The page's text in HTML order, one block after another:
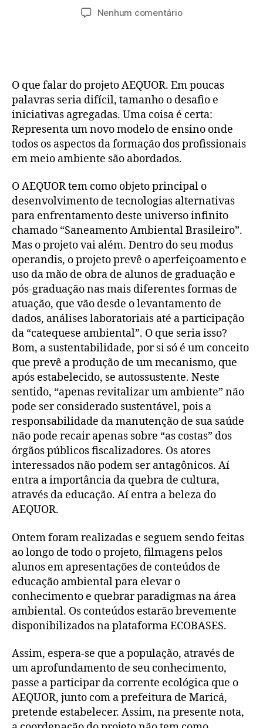
Nenhum comentário
O que falar do projeto AEQUOR. Em poucas
palavras seria difícil, tamanho o desafio e
iniciativas agregadas. Uma coisa é certa:
Representa um novo modelo de ensino onde
todos os aspectos da formação dos profissionais
em meio ambiente são abordados.
O AEQUOR tem como objeto principal o
desenvolvimento de tecnologias alternativas
para enfrentamento deste universo infinito
chamado “Saneamento Ambiental Brasileiro”.
Mas o projeto vai além. Dentro do seu modus
operandis, o projeto prevê o aperfeiçoamento e
uso da mão de obra de alunos de graduação e
pós-graduação nas mais diferentes formas de
atuação, que vão desde o levantamento de
dados, análises laboratoriais até a participação
da “catequese ambiental”. O que seria isso?
Bom, a sustentabilidade, por si só é um conceito
que prevê a produção de um mecanismo, que
após estabelecido, se autossustente. Neste
sentido, “apenas revitalizar um ambiente” não
pode ser considerado sustentável, pois a
responsabilidade da manutenção de sua saúde
não pode recair apenas sobre “as costas” dos
órgãos públicos fiscalizadores. Os atores
interessados não podem ser antagônicos. Aí
entra a importância da quebra de cultura,
através da educação. Aí entra a beleza do
AEQUOR.
Ontem foram realizadas e seguem sendo feitas
ao longo de todo o projeto, filmagens pelos
alunos em apresentações de conteúdos de
educação ambiental para elevar o
conhecimento e quebrar paradigmas na área
ambiental. Os conteúdos estarão brevemente
disponibilizados na plataforma ECOBASES.
Assim, espera-se que a população, através de
um aprofundamento de seu conhecimento,
passe a participar da corrente ecológica que o
AEQUOR, junto com a prefeitura de Maricá,
pretende estabelecer. Assim, na presente nota,